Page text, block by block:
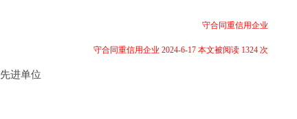
守合同重信用企业
守合同重信用企业 2024-6-17 本文被阅读 1324 次
先进单位